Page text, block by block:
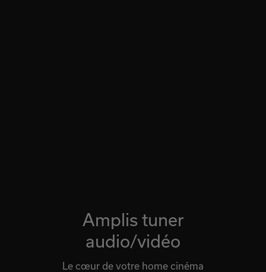
Amplis tuner
audio/vidéo
Le cœur de votre home cinéma